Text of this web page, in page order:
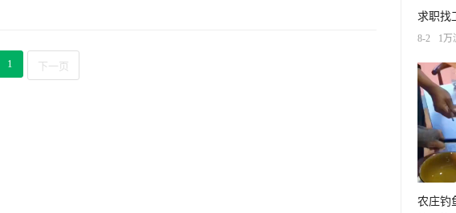
1 下一页
求职找
8-2 1万
农庄钓